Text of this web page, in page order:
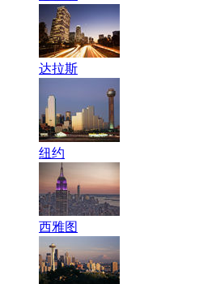
达拉斯
纽约
西雅图